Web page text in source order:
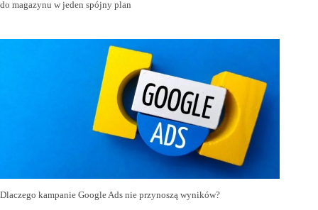
do magazynu w jeden spójny plan
Dlaczego kampanie Google Ads nie przynoszą wyników?